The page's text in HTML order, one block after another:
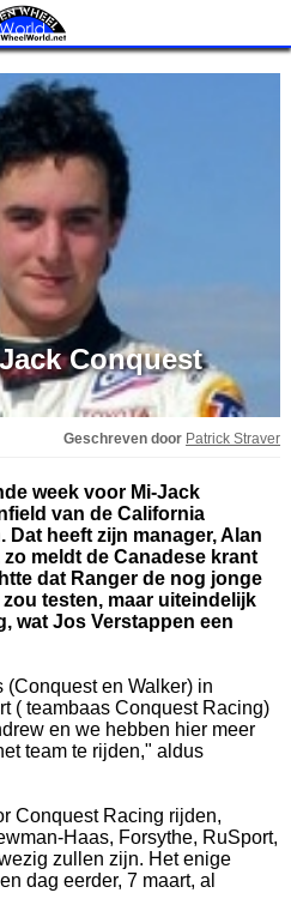
Conquest
Geschreven door Patrick Straver
week voor Mi-Jack
van de California
heeft zijn manager, Alan
meldt de Canadese krant
dat Ranger de nog jonge
testen, maar uiteindelijk
wat Jos Verstappen een
en Walker) in
( teambaas Conquest Racing)
en we hebben hier meer
team te rijden," aldus
Conquest Racing rijden,
Haas, Forsythe, RuSport,
zullen zijn. Het enige
dag eerder, 7 maart, al